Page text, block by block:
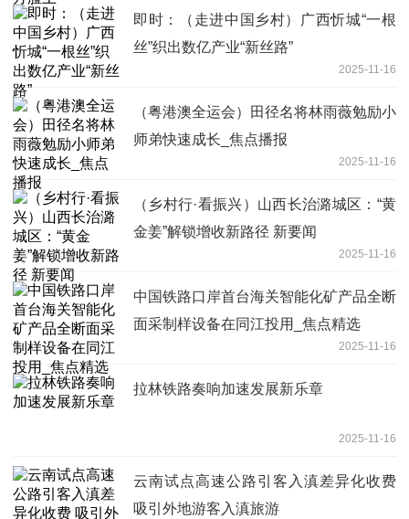
即时：（走进中国乡村）广西忻城“一根
丝”织出数亿产业“新丝路”
2025-11-16
（粤港澳全运会）田径名将林雨薇勉励小
师弟快速成长_焦点播报
2025-11-16
（乡村行·看振兴）山西长治潞城区：“黄
金姜”解锁增收新路径 新要闻
2025-11-16
中国铁路口岸首台海关智能化矿产品全断
面采制样设备在同江投用_焦点精选
2025-11-16
拉林铁路奏响加速发展新乐章
2025-11-16
云南试点高速公路引客入滇差异化收费
吸引外地游客入滇旅游